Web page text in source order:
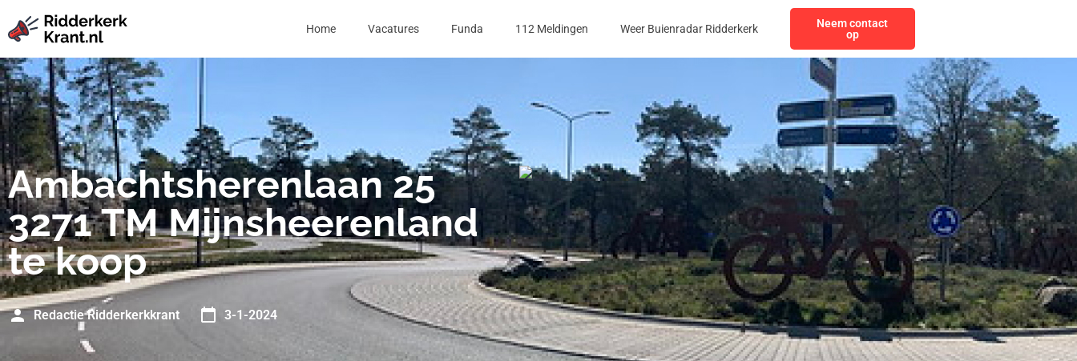
Home Vacatures Funda 112 Meldingen Weer Buienradar Ridderkerk
Neem contact
op
Ambachtsherenlaan 25
3271 TM Mijnsheerenland
te koop
Redactie Ridderkerkkrant 3-1-2024